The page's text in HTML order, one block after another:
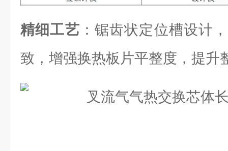
精细工艺 ：锯齿状定位槽设计
致，增强换热板片平整度，提升